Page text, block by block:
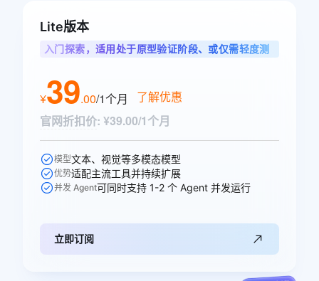
Lite版本
入门探索，适用处于原型验证阶段、或仅需轻度测
¥39.00/1个月
了解优惠
官网折扣价: ¥39.00/1个月
模型文本、视觉等多模态模型
优势适配主流工具并持续扩展
并发 Agent可同时支持 1-2 个 Agent 并发运行
立即订阅